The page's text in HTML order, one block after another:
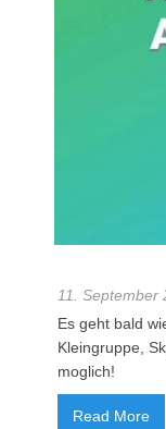
11. September
Es geht bald
Kleingruppe,
moglich!
Read More